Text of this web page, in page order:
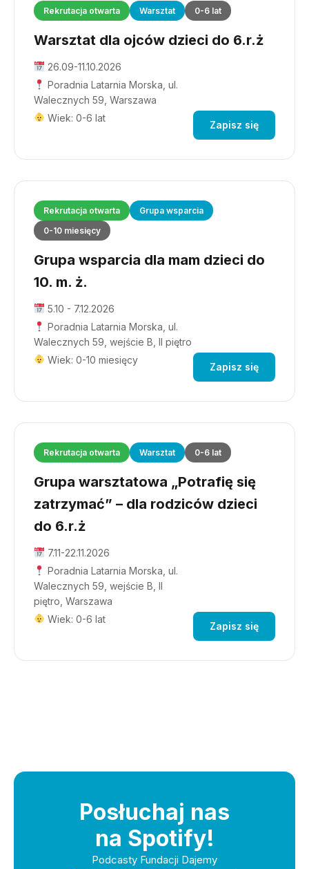
Rekrutacja otwarta Warsztat 0-6 lat
Warsztat dla ojców dzieci do 6.r.ż
26.09-11.10.2026
Poradnia Latarnia Morska, ul.
Walecznych 59, Warszawa
Wiek: 0-6 lat
Zapisz się
Rekrutacja otwarta
Grupa wsparcia
0-10 miesięcy
Grupa wsparcia dla mam dzieci do
10. m. ż.
5.10 - 7.12.2026
Poradnia Latarnia Morska, ul.
Walecznych 59, wejście B, II piętro
Wiek: 0-10 miesięcy
Zapisz się
Rekrutacja otwarta Warsztat 0-6 lat
Grupa warsztatowa „Potrafię się
zatrzymać” – dla rodziców dzieci
do 6.r.ż
7.11-22.11.2026
Poradnia Latarnia Morska, ul.
Walecznych 59, wejście B, II
piętro, Warszawa
Wiek: 0-6 lat
Zapisz się
Posłuchaj nas
na Spotify!
Podcasty Fundacji Dajemy